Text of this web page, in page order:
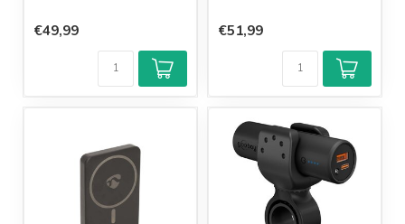
€49,99 €51,99